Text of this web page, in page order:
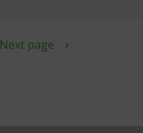
Next page